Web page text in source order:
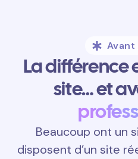
La différence
site… et
Beaucoup ont un
disposent d’un site